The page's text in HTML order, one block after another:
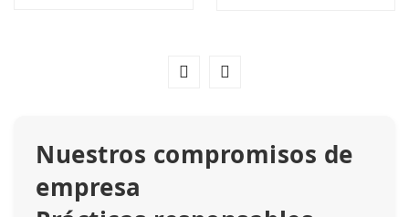
Nuestros compromisos de
empresa